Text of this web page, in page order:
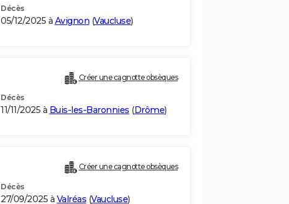
Décès
05/12/2025 à Avignon (Vaucluse)
Créer une cagnotte obsèques
Décès
11/11/2025 à Buis-les-Baronnies (Drôme)
Créer une cagnotte obsèques
Décès
27/09/2025 à Valréas (Vaucluse)